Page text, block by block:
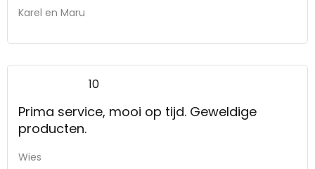
Karel en Maru
10
Prima service, mooi op tijd. Geweldige
producten.
Wies